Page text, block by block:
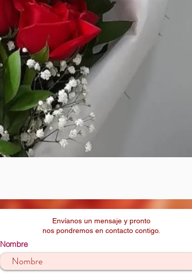
Envíanos un mensaje y pronto
nos pondremos en contacto contigo.
Nombre